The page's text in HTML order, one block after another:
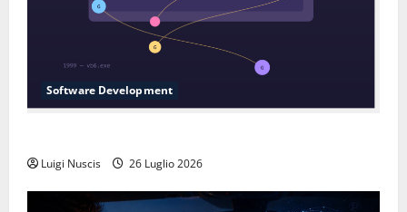
Software Development
Luigi Nuscis 26 Luglio 2026